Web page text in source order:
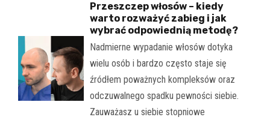
Przeszczep włosów – kiedy
warto rozważyć zabieg i jak
wybrać odpowiednią metodę?
Nadmierne wypadanie włosów dotyka
wielu osób i bardzo często staje się
źródłem poważnych kompleksów oraz
odczuwalnego spadku pewności siebie.
Zauważasz u siebie stopniowe